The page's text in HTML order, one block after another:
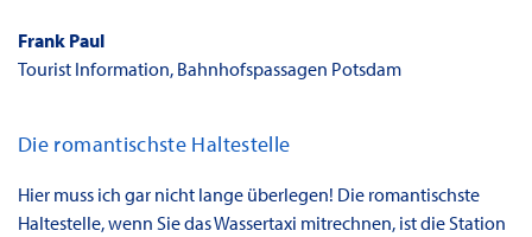
Frank Paul
Tourist Information, Bahnhofspassagen Potsdam
Die romantischste Haltestelle
Hier muss ich gar nicht lange überlegen! Die romantischste
Haltestelle, wenn Sie das Wassertaxi mitrechnen, ist die Station